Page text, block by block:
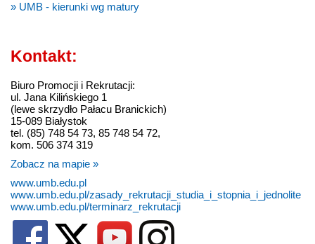
» UMB - kierunki wg matury
Kontakt:
Biuro Promocji i Rekrutacji:
ul. Jana Kilińskiego 1
(lewe skrzydło Pałacu Branickich)
15-089 Białystok
tel. (85) 748 54 73, 85 748 54 72,
kom. 506 374 319
Zobacz na mapie »
www.umb.edu.pl
www.umb.edu.pl/zasady_rekrutacji_studia_i_stopnia_i_jednolite
www.umb.edu.pl/terminarz_rekrutacji